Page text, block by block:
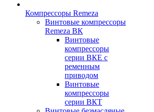
Компрессоры Remeza
Винтовые компрессоры
Remeza ВК
Винтовые
компрессоры
серии ВКЕ с
ременным
приводом
Винтовые
компрессоры
серии ВКТ